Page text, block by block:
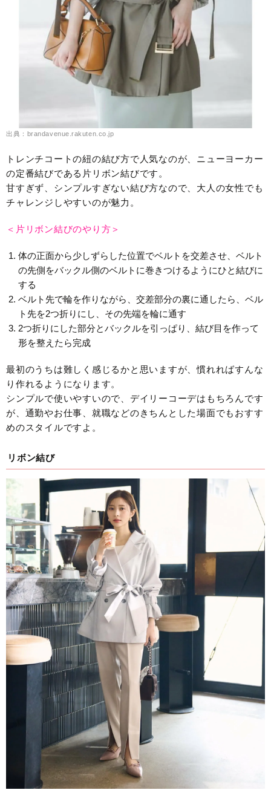
出典：brandavenue.rakuten.co.jp
トレンチコートの紐の結び方で人気なのが、ニューヨーカー
の定番結びである片リボン結びです。
甘すぎず、シンプルすぎない結び方なので、大人の女性でも
チャレンジしやすいのが魅力。
＜片リボン結びのやり方＞
体の正面から少しずらした位置でベルトを交差させ、ベルト
の先側をバックル側のベルトに巻きつけるようにひと結びに
する
ベルト先で輪を作りながら、交差部分の裏に通したら、ベル
ト先を2つ折りにし、その先端を輪に通す
2つ折りにした部分とバックルを引っぱり、結び目を作って
形を整えたら完成
最初のうちは難しく感じるかと思いますが、慣れればすんな
り作れるようになります。
シンプルで使いやすいので、デイリーコーデはもちろんです
が、通勤やお仕事、就職などのきちんとした場面でもおすす
めのスタイルですよ。
リボン結び